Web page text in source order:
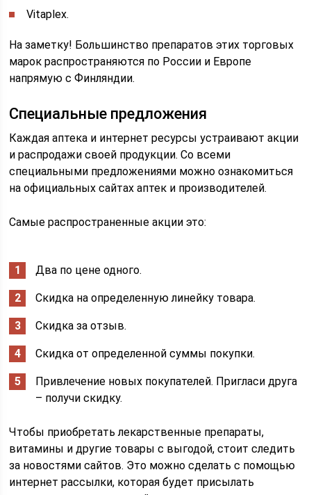
Vitaplex.
На заметку! Большинство препаратов этих торговых
марок распространяются по России и Европе
напрямую с Финляндии.
Специальные предложения
Каждая аптека и интернет ресурсы устраивают акции
и распродажи своей продукции. Со всеми
специальными предложениями можно ознакомиться
на официальных сайтах аптек и производителей.
Самые распространенные акции это:
Два по цене одного.
Скидка на определенную линейку товара.
Скидка за отзыв.
Скидка от определенной суммы покупки.
Привлечение новых покупателей. Пригласи друга
– получи скидку.
Чтобы приобретать лекарственные препараты,
витамины и другие товары с выгодой, стоит следить
за новостями сайтов. Это можно сделать с помощью
интернет рассылки, которая будет присылать